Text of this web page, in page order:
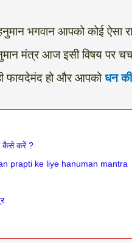
भगवान आपको कोई ऐसा
मंत्र आज इसी विषय पर
फायदेमंद हो और आपकोधन की
कैसे करें ?
prapti ke liye hanuman mantra